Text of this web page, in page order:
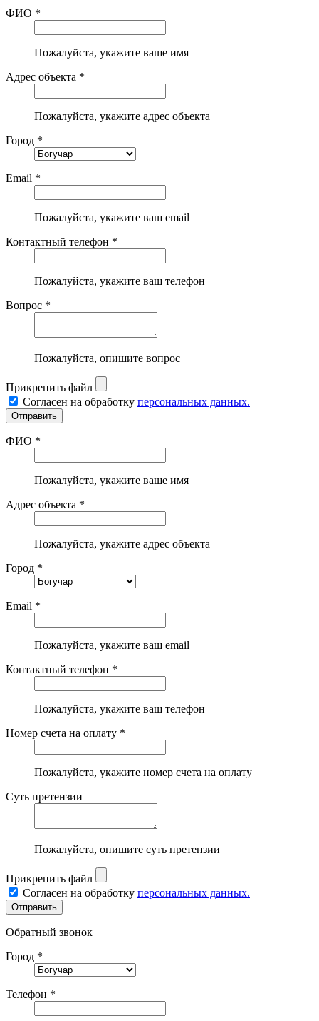
ФИО *
Пожалуйста, укажите ваше имя
Адрес объекта *
Пожалуйста, укажите адрес объекта
Город *
Email *
Пожалуйста, укажите ваш email
Контактный телефон *
Пожалуйста, укажите ваш телефон
Вопрос *
Пожалуйста, опишите вопрос
Прикрепить файл
Согласен на обработку персональных данных.
ФИО *
Пожалуйста, укажите ваше имя
Адрес объекта *
Пожалуйста, укажите адрес объекта
Город *
Email *
Пожалуйста, укажите ваш email
Контактный телефон *
Пожалуйста, укажите ваш телефон
Номер счета на оплату *
Пожалуйста, укажите номер счета на оплату
Суть претензии
Пожалуйста, опишите суть претензии
Прикрепить файл
Согласен на обработку персональных данных.
Обратный звонок
Город *
Телефон *